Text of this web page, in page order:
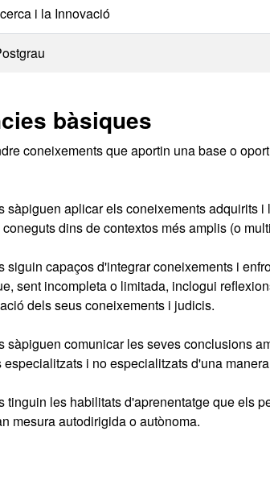
i la Innovació
bàsiques
coneixements que aportin una base o
sàpiguen aplicar els coneixements adquirits
dins de contextos més amplis (o
siguin capaços d'integrar coneixements i
sent incompleta o limitada, inclogui
dels seus coneixements i judicis.
sàpiguen comunicar les seves conclusions
i no especialitzats d'una
tinguin les habilitats d'aprenentatge que els
mesura autodirigida o autònoma.